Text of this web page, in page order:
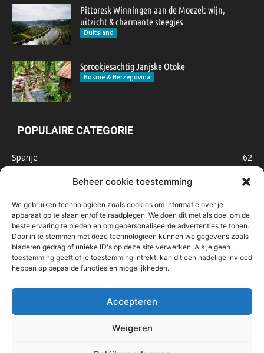
Beheer cookie toestemming
We gebruiken technologieën zoals cookies om informatie over je
apparaat op te slaan en/of te raadplegen. We doen dit met als doel om de
beste ervaring te bieden en om gepersonaliseerde advertenties te tonen.
Door in te stemmen met deze technologieën kunnen we gegevens zoals
bladeren gedrag of unieke ID's op deze site verwerken. Als je geen
toestemming geeft of je toestemming intrekt, kan dit een nadelige invloed
hebben op bepaalde functies en mogelijkheden.
Accepteren
Weigeren
Pittoresk Winningen aan de Moezel: wijn,
uitzicht & charmante steegjes
Duitsland
Sprookjesachtig Janjske Otoke
Bosnië & Herzegovina
POPULAIRE CATEGORIE
Spanje
62
47
Marokko
32
IJsland
32
Malta
Roemenië
29
Contact Nieuwsbrief